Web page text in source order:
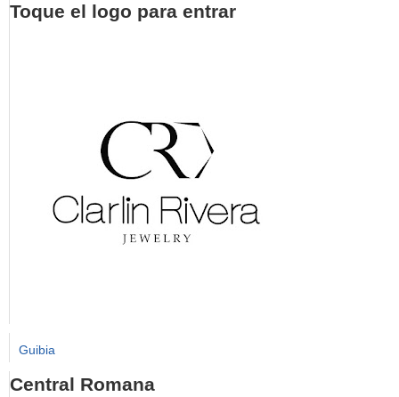
Toque el logo para entrar
Guibia
Central Romana